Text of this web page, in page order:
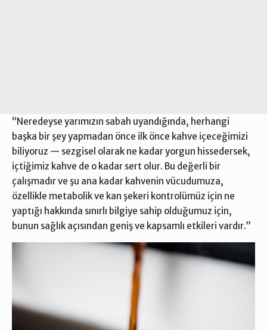
“Neredeyse yarımızın sabah uyandığında, herhangi
başka bir şey yapmadan önce ilk önce kahve içeceğimizi
biliyoruz — sezgisel olarak ne kadar yorgun hissedersek,
içtiğimiz kahve de o kadar sert olur. Bu değerli bir
çalışmadır ve şu ana kadar kahvenin vücudumuza,
özellikle metabolik ve kan şekeri kontrolümüz için ne
yaptığı hakkında sınırlı bilgiye sahip olduğumuz için,
bunun sağlık açısından geniş ve kapsamlı etkileri vardır.”